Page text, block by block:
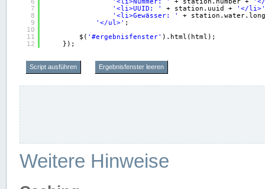
7
8
9
10
11
12
'<li>UUID: '
+ station.uuid +
'</li>'
'<li>Gewässer: '
+
'</ul>' ;
$( '#ergebnisfenster' ).html(html);
});
Script ausführen Ergebnisfenster leeren
Weitere Hinweise